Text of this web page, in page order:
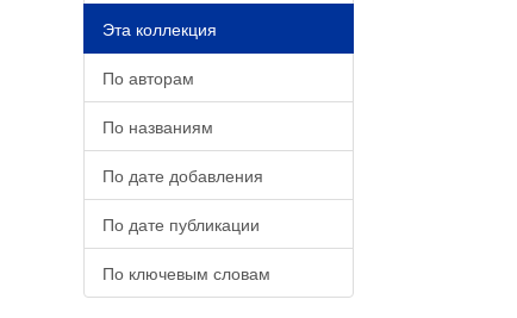
Эта коллекция
По авторам
По названиям
По дате добавления
По дате публикации
По ключевым словам